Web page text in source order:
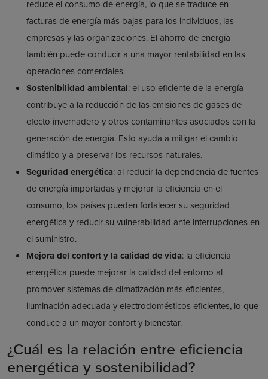
reduce el consumo de energía, lo que se traduce en
facturas de energía más bajas para los individuos, las
empresas y las organizaciones. El ahorro de energía
también puede conducir a una mayor rentabilidad en las
operaciones comerciales.
Sostenibilidad ambiental: el uso eficiente de la energía
contribuye a la reducción de las emisiones de gases de
efecto invernadero y otros contaminantes asociados con la
generación de energía. Esto ayuda a mitigar el cambio
climático y a preservar los recursos naturales.
Seguridad energética: al reducir la dependencia de fuentes
de energía importadas y mejorar la eficiencia en el
consumo, los países pueden fortalecer su seguridad
energética y reducir su vulnerabilidad ante interrupciones en
el suministro.
Mejora del confort y la calidad de vida: la eficiencia
energética puede mejorar la calidad del entorno al
promover sistemas de climatización más eficientes,
iluminación adecuada y electrodomésticos eficientes, lo que
conduce a un mayor confort y bienestar.
¿Cuál es la relación entre eficiencia
energética y sostenibilidad?